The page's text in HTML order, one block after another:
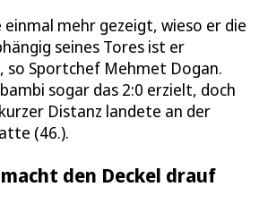
mehr gezeigt, wieso er die
seines Tores ist er
so Sportchef Mehmet Dogan.
sogar das 2:0 erzielt, doch
Distanz landete an der
(46.).
den Deckel drauf